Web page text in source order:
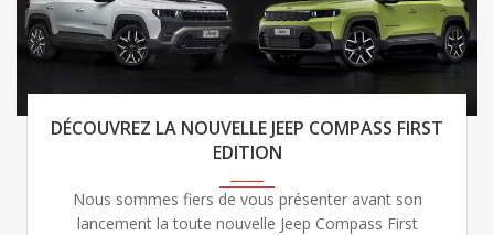
DÉCOUVREZ LA NOUVELLE JEEP COMPASS FIRST
EDITION
Nous sommes fiers de vous présenter avant son
lancement la toute nouvelle Jeep Compass First